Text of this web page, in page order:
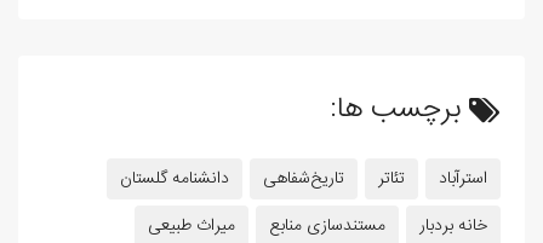
برچسب ها:
استرآباد تئاتر تاریخ‌شفاهی
دانشنامه گلستان
خانه بردبار
مستندسازی منابع
میراث طبیعی